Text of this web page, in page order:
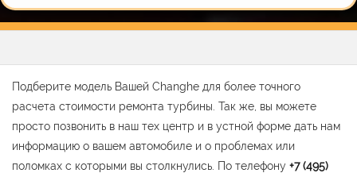
Подберите модель Вашей Changhe для более точного
расчета стоимости ремонта турбины. Так же, вы можете
просто позвонить в наш тех центр и в устной форме дать нам
информацию о вашем автомобиле и о проблемах или
поломках с которыми вы столкнулись. По телефону +7 (495)